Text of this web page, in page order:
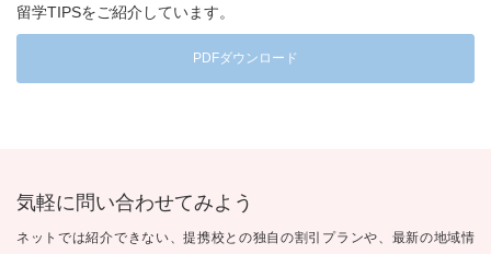
留学TIPSをご紹介しています。
PDFダウンロード
気軽に問い合わせてみよう
ネットでは紹介できない、提携校との独自の割引プランや、最新の地域情